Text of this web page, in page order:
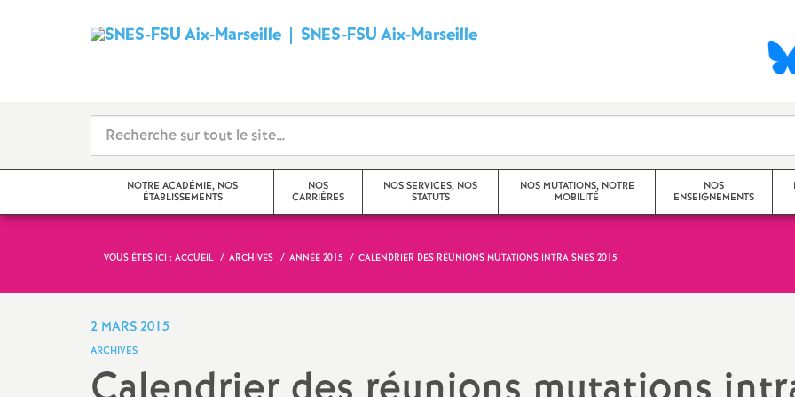
SNES-FSU Aix-MarseilleS
d
i
c
NOTRE ACADÉMIE, NOS
ÉTABLISSEMENTS
Actualités de l’académie
Actualités des établissements
NOS
CARRIÈRES
NOS SERVICES, NOS
STATUTS
NOS MUTATIONS, NOTRE
MOBILITÉ
Académique
NOS
ENSEIGNEMENTS
VOUS ÊTES ICI : ACCUEIL ARCHIVES ANNÉE 2015 CALENDRIER DES RÉUNIONS MUTATIONS INTRA SNES 2015
2 MARS 2015
ARCHIVES